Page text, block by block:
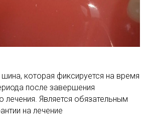
которая фиксируется на время
после завершения
лечения. Является обязательным
на лечение